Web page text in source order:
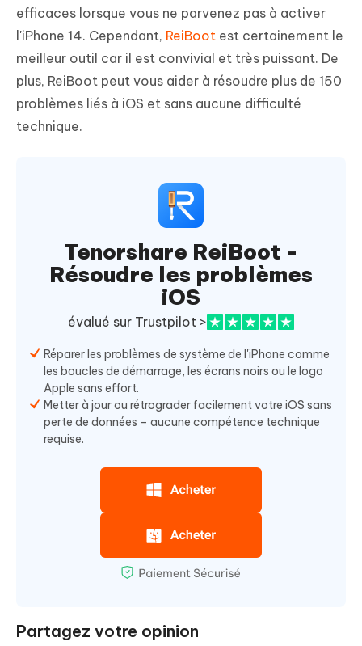
efficaces lorsque vous ne parvenez pas à activer
l'iPhone 14. Cependant, ReiBoot est certainement le
meilleur outil car il est convivial et très puissant. De
plus, ReiBoot peut vous aider à résoudre plus de 150
problèmes liés à iOS et sans aucune difficulté
technique.
Tenorshare ReiBoot -
Résoudre les problèmes
iOS
évalué sur Trustpilot >
Réparer les problèmes de système de l'iPhone comme
les boucles de démarrage, les écrans noirs ou le logo
Apple sans effort.
Metter à jour ou rétrograder facilement votre iOS sans
perte de données – aucune compétence technique
requise.
Partagez votre opinion